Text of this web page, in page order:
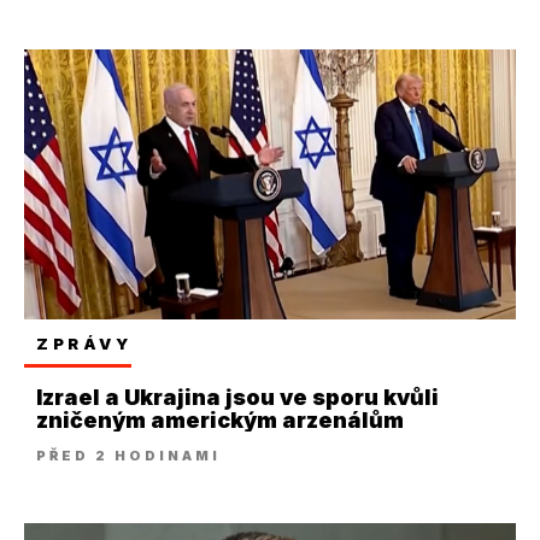
ZPRÁVY
Izrael a Ukrajina jsou ve sporu kvůli
zničeným americkým arzenálům
PŘED 2 HODINAMI